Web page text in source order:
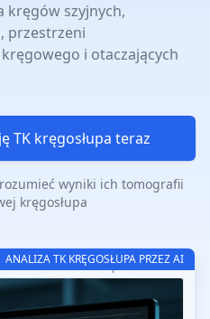
kręgów szyjnych,
przestrzeni
i otaczających
TK kręgosłupa teraz
wyniki ich tomografii
kręgosłupa
ANALIZA TK KRĘGOSŁUPA PRZEZ AI
CT-Read SpineCT AI v3.2